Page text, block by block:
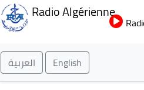
au
Radio Algérienne
العربية English